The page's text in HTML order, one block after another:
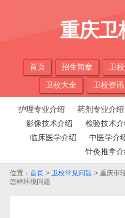
重庆卫
首页 招生简章 卫
卫校大全 卫校资讯
护理专业介绍 药剂专业介绍
影像技术介绍
检验技术介
临床医学介绍
中医学介
针灸推拿介
位置： 首页 > 卫校常见问题 > 重庆市
怎样环境问题